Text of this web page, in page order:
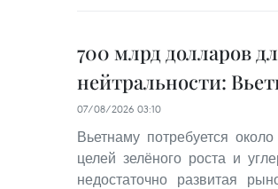
700 млрд долларов
нейтральности:
07/08/2026 03:10
Вьетнаму потребуется
целей зелёного роста и
недостаточно развитая